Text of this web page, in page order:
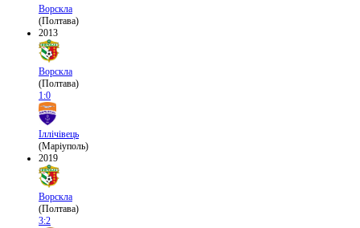
Ворскла
(Полтава)
2013
Ворскла
(Полтава)
1:0
Іллічівець
(Маріуполь)
2019
Ворскла
(Полтава)
3:2